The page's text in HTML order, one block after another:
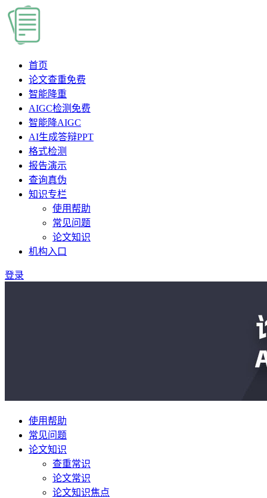
首页
论文查重免费
智能降重
AIGC检测 免费
智能降AIGC
AI生成答辩PPT
格式检测
报告演示
查询真伪
知识专栏
使用帮助
常见问题
论文知识
机构入口
登录
使用帮助
常见问题
论文知识
查重常识
论文常识
论文知识焦点